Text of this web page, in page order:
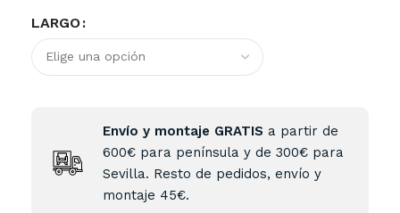
LARGO
Envío y montaje GRATIS a partir de
600€ para península y de 300€ para
Sevilla. Resto de pedidos, envío y
montaje 45€.